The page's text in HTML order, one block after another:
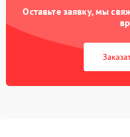
Оставьте заявку, мы